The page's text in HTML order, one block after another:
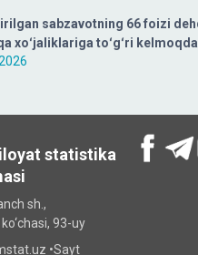
sabzavotning 66 foizi
xoʻjaliklariga toʻgʻri kelmoqda
statistika
sh.,
93-uy
•Sayt